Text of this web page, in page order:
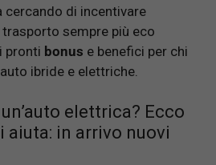
cercando di incentivare
sempre più eco
pronti bonus e benefici per chi
ibride e elettriche.
elettrica? Ecco
aiuta: in arrivo nuovi